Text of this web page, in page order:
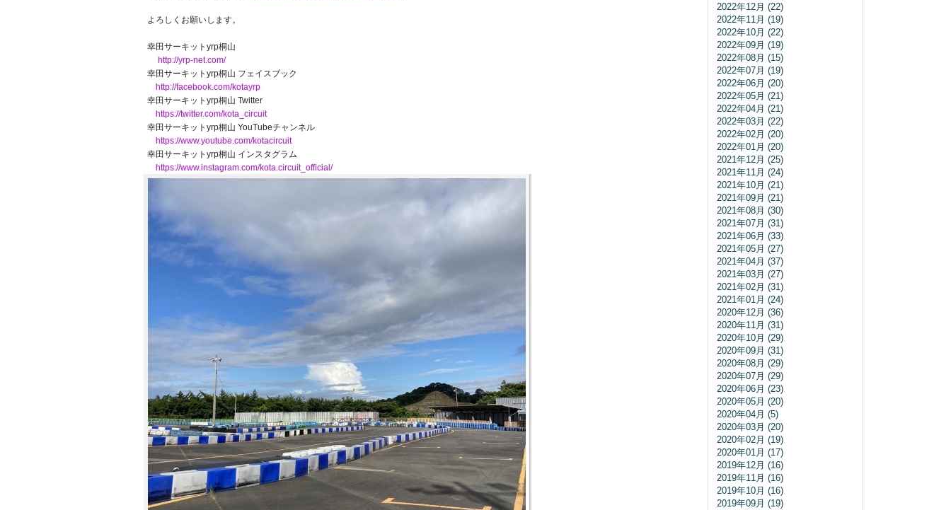
よろしくお願いします。
幸田サーキットyrp桐山
http://yrp-net.com/
幸田サーキットyrp桐山 フェイスブック
http://facebook.com/kotayrp
幸田サーキットyrp桐山 Twitter
https://twitter.com/kota_circuit
幸田サーキットyrp桐山 YouTubeチャンネル
https://www.youtube.com/kotacircuit
幸田サーキットyrp桐山 インスタグラム
https://www.instagram.com/kota.circuit_official/
2022年12月 (22)
2022年11月 (19)
2022年10月 (22)
2022年09月 (19)
2022年08月 (15)
2022年07月 (19)
2022年06月 (20)
2022年05月 (21)
2022年04月 (21)
2022年03月 (22)
2022年02月 (20)
2022年01月 (20)
2021年12月 (25)
2021年11月 (24)
2021年10月 (21)
2021年09月 (21)
2021年08月 (30)
2021年07月 (31)
2021年06月 (33)
2021年05月 (27)
2021年04月 (37)
2021年03月 (27)
2021年02月 (31)
2021年01月 (24)
2020年12月 (36)
2020年11月 (31)
2020年10月 (29)
2020年09月 (31)
2020年08月 (29)
2020年07月 (29)
2020年06月 (23)
2020年05月 (20)
2020年04月 (5)
2020年03月 (20)
2020年02月 (19)
2020年01月 (17)
2019年12月 (16)
2019年11月 (16)
2019年10月 (16)
2019年09月 (19)